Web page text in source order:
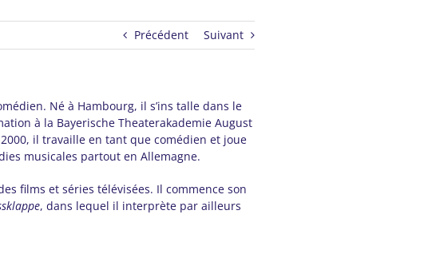
Précédent Suivant
Né à Hambourg, il s’ins talle dans le
à la Bayerische Theaterakademie August
il travaille en tant que comédien et joue
musicales partout en Allemagne.
films et séries télévisées. Il commence son
, dans lequel il interprète par ailleurs